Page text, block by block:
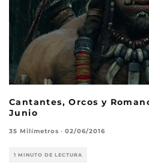
Cantantes, Orcos y
Junio
35 Milímetros · 02/06/2016
1 MINUTO DE LECTURA